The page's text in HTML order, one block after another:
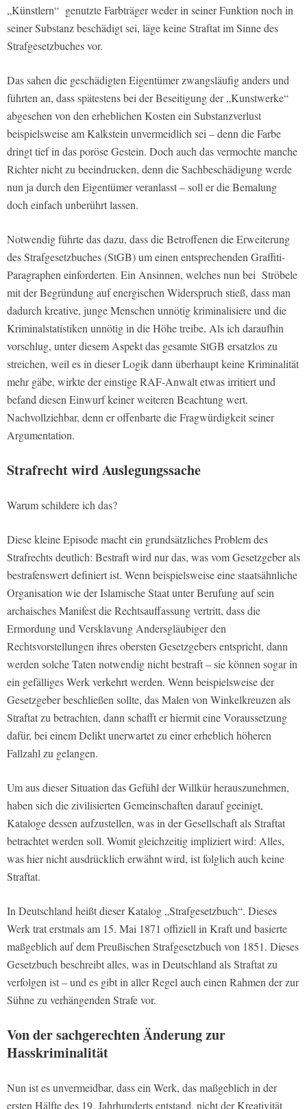
„Künstlern“ genutzte Farbträger weder in seiner Funktion noch in
seiner Substanz beschädigt sei, läge keine Straftat im Sinne des
Strafgesetzbuches vor.
Das sahen die geschädigten Eigentümer zwangsläufig anders und
führten an, dass spätestens bei der Beseitigung der „Kunstwerke“
abgesehen von den erheblichen Kosten ein Substanzverlust
beispielsweise am Kalkstein unvermeidlich sei – denn die Farbe
dringt tief in das poröse Gestein. Doch auch das vermochte manche
Richter nicht zu beeindrucken, denn die Sachbeschädigung werde
nun ja durch den Eigentümer veranlasst – soll er die Bemalung
doch einfach unberührt lassen.
Notwendig führte das dazu, dass die Betroffenen die Erweiterung
des Strafgesetzbuches (StGB) um einen entsprechenden Graffiti-
Paragraphen einforderten. Ein Ansinnen, welches nun bei Ströbele
mit der Begründung auf energischen Widerspruch stieß, dass man
dadurch kreative, junge Menschen unnötig kriminalisiere und die
Kriminalstatistiken unnötig in die Höhe treibe. Als ich daraufhin
vorschlug, unter diesem Aspekt das gesamte StGB ersatzlos zu
streichen, weil es in dieser Logik dann überhaupt keine Kriminalität
mehr gäbe, wirkte der einstige RAF-Anwalt etwas irritiert und
befand diesen Einwurf keiner weiteren Beachtung wert.
Nachvollziehbar, denn er offenbarte die Fragwürdigkeit seiner
Argumentation.
Strafrecht wird Auslegungssache
Warum schildere ich das?
Diese kleine Episode macht ein grundsätzliches Problem des
Strafrechts deutlich: Bestraft wird nur das, was vom Gesetzgeber als
bestrafenswert definiert ist. Wenn beispielsweise eine staatsähnliche
Organisation wie der Islamische Staat unter Berufung auf sein
archaisches Manifest die Rechtsauffassung vertritt, dass die
Ermordung und Versklavung Andersgläubiger den
Rechtsvorstellungen ihres obersten Gesetzgebers entspricht, dann
werden solche Taten notwendig nicht bestraft – sie können sogar in
ein gefälliges Werk verkehrt werden. Wenn beispielsweise der
Gesetzgeber beschließen sollte, das Malen von Winkelkreuzen als
Straftat zu betrachten, dann schafft er hiermit eine Voraussetzung
dafür, bei einem Delikt unerwartet zu einer erheblich höheren
Fallzahl zu gelangen.
Um aus dieser Situation das Gefühl der Willkür herauszunehmen,
haben sich die zivilisierten Gemeinschaften darauf geeinigt,
Kataloge dessen aufzustellen, was in der Gesellschaft als Straftat
betrachtet werden soll. Womit gleichzeitig impliziert wird: Alles,
was hier nicht ausdrücklich erwähnt wird, ist folglich auch keine
Straftat.
In Deutschland heißt dieser Katalog „Strafgesetzbuch“. Dieses
Werk trat erstmals am 15. Mai 1871 offiziell in Kraft und basierte
maßgeblich auf dem Preußischen Strafgesetzbuch von 1851. Dieses
Gesetzbuch beschreibt alles, was in Deutschland als Straftat zu
verfolgen ist – und es gibt in aller Regel auch einen Rahmen der zur
Sühne zu verhängenden Strafe vor.
Von der sachgerechten Änderung zur
Hasskriminalität
Nun ist es unvermeidbar, dass ein Werk, das maßgeblich in der
ersten Hälfte des 19. Jahrhunderts entstand, nicht der Kreativität